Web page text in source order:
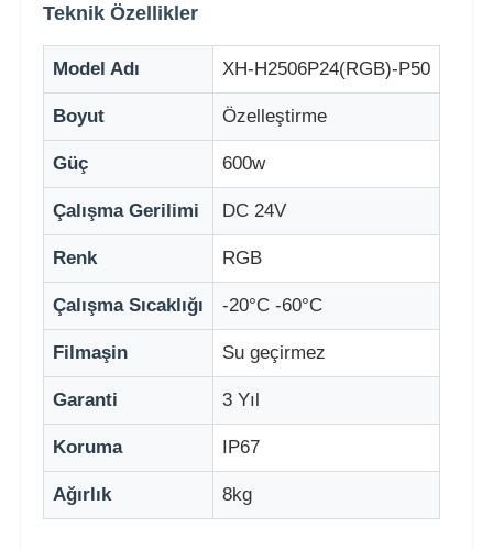
Hakkımızda
Fabrika turu
Kalite kontrolü
Bize Ulaşın
Haberler
Tüm servis talepleri
Bir İndirim İste
Teknik Özellikler
Model Adı XH-H2506P24(RGB)-P50
Boyut Özelleştirme
Güç 600w
Çalışma Gerilimi DC 24V
Renk RGB
Çalışma Sıcaklığı -20°C -60°C
Filmaşin Su geçirmez
Garanti 3 Yıl
Koruma IP67
Ağırlık 8kg